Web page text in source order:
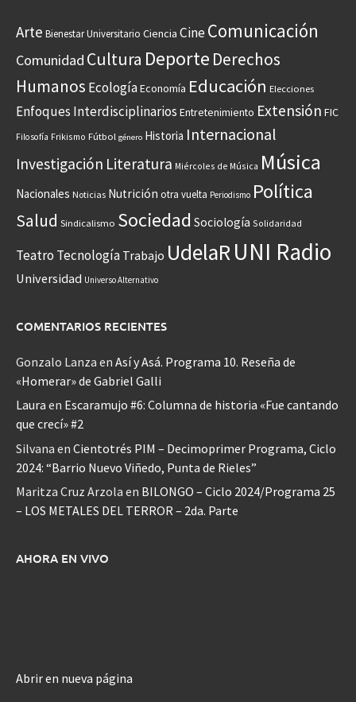
Arte Bienestar Universitario Ciencia CineComunicación
Comunidad Cultura Deporte Derechos
Humanos EcologíaEconomía Educación Elecciones
Enfoques Interdisciplinarios Entretenimiento Extensión FIC
Filosofía Frikismo Fútbol género Historia Internacional
Investigación Literatura Miércoles de Música Música
Nacionales Noticias Nutrición otra vuelta Periodismo Política
Salud Sindicalismo Sociedad Sociología Solidaridad
Teatro Tecnología Trabajo UdelaRUNI Radio
Universidad Universo Alternativo
COMENTARIOS RECIENTES
Gonzalo Lanza en Así y Asá. Programa 10. Reseña de
«Homerar» de Gabriel Galli
Laura en Escaramujo #6: Columna de historia «Fue cantando
que crecí» #2
Silvana en Cientotrés PIM – Decimoprimer Programa, Ciclo
2024: “Barrio Nuevo Viñedo, Punta de Rieles”
Maritza Cruz Arzola en BILONGO – Ciclo 2024/Programa 25
– LOS METALES DEL TERROR – 2da. Parte
AHORA EN VIVO
Abrir en nueva página